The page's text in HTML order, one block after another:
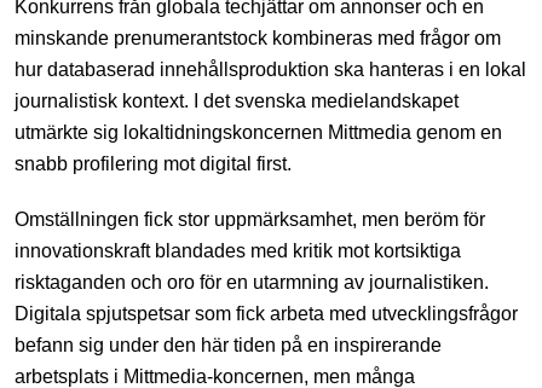
Konkurrens från globala techjättar om annonser och en
minskande prenumerantstock kombineras med frågor om
hur databaserad innehållsproduktion ska hanteras i en lokal
journalistisk kontext. I det svenska medielandskapet
utmärkte sig lokaltidningskoncernen Mittmedia genom en
snabb profilering mot digital first.
Omställningen fick stor uppmärksamhet, men beröm för
innovationskraft blandades med kritik mot kortsiktiga
risktaganden och oro för en utarmning av journalistiken.
Digitala spjutspetsar som fick arbeta med utvecklingsfrågor
befann sig under den här tiden på en inspirerande
arbetsplats i Mittmedia-koncernen, men många